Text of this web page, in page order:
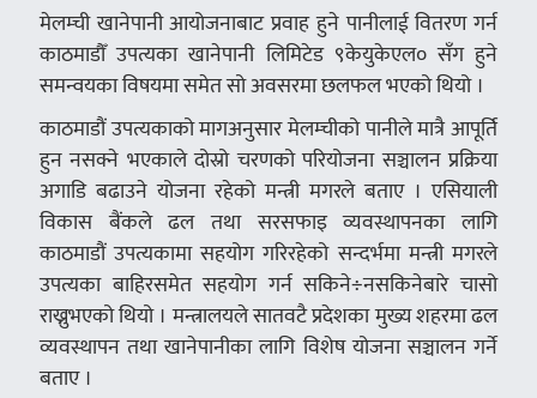
मेलम्ची खानेपानी आयोजनाबाट प्रवाह हुने पानीलाई वितरण गर्न
काठमाडौँ उपत्यका खानेपानी लिमिटेड ९केयुकेएल० सँग हुने
समन्वयका विषयमा समेत सो अवसरमा छलफल भएको थियो ।
काठमाडौं उपत्यकाको मागअनुसार मेलम्चीको पानीले मात्रै आपूर्ति
हुन नसक्ने भएकाले दोस्रो चरणको परियोजना सञ्चालन प्रक्रिया
अगाडि बढाउने योजना रहेको मन्त्री मगरले बताए । एसियाली
विकास बैंकले ढल तथा सरसफाइ व्यवस्थापनका लागि
काठमाडौं उपत्यकामा सहयोग गरिरहेको सन्दर्भमा मन्त्री मगरले
उपत्यका बाहिरसमेत सहयोग गर्न सकिने÷नसकिनेबारे चासो
राख्नुभएको थियो । मन्त्रालयले सातवटै प्रदेशका मुख्य शहरमा ढल
व्यवस्थापन तथा खानेपानीका लागि विशेष योजना सञ्चालन गर्ने
बताए ।